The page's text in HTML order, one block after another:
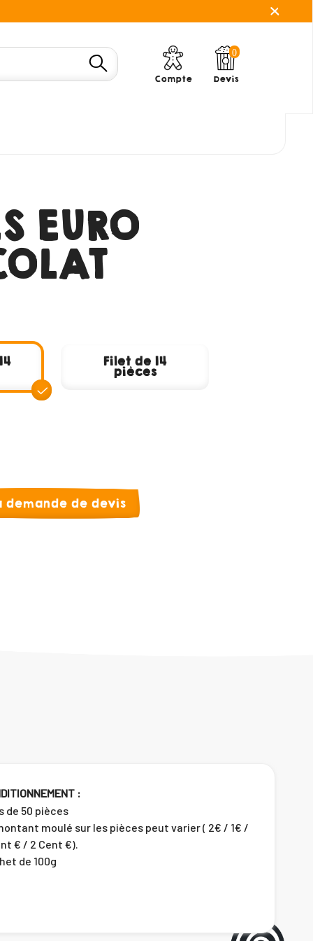
Compte
0
Devis
EURO
Filet de 14
pièces
de devis
:
de 50 pièces
moulé sur les pièces peut varier ( 2€ / 1€ /
€ / 2 Cent €).
de 100g